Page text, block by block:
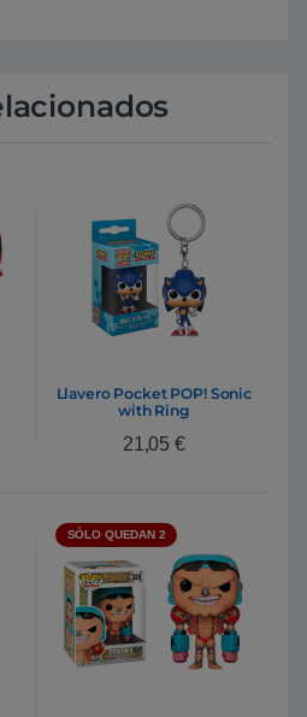
Llavero Pocket POP! Sonic
with Ring
21,05 €
SÓLO QUEDAN 2